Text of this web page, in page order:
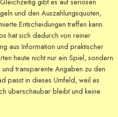
und den Auszahlungsquoten,
Entscheidungen treffen kann.
hat sich dadurch von reiner
aus Information und praktischer
heute nicht nur ein Spiel, sondern
transparente Angaben zu den
passt in dieses Umfeld, weil es
überschaubar bleibt und keine